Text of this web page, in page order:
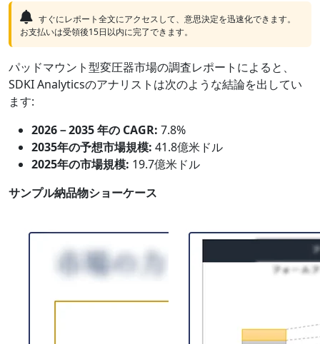
すぐにレポート全文にアクセスして、意思決定を迅速化できます。
お支払いは受領後15日以内に完了できます。
パッドマウント型変圧器市場の調査レポートによると、
SDKI Analyticsのアナリストは次のような結論を出してい
ます:
2026－2035 年の CAGR: 7.8%
2035年の予想市場規模: 41.8億米ドル
2025年の市場規模: 19.7億米ドル
サンプル納品物ショーケース